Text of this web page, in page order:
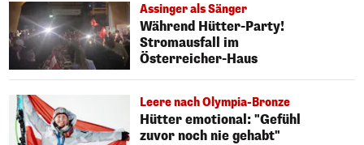
Assinger als Sänger
Während Hütter-Party!
Stromausfall im
Österreicher-Haus
Leere nach Olympia-Bronze
Hütter emotional: "Gefühl
zuvor noch nie gehabt"